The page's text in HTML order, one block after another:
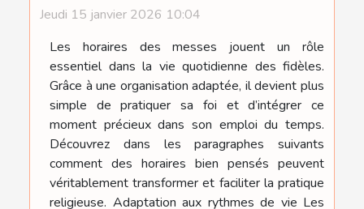
Jeudi 15 janvier 2026 10:04
Les horaires des messes jouent un rôle
essentiel dans la vie quotidienne des fidèles.
Grâce à une organisation adaptée, il devient plus
simple de pratiquer sa foi et d’intégrer ce
moment précieux dans son emploi du temps.
Découvrez dans les paragraphes suivants
comment des horaires bien pensés peuvent
véritablement transformer et faciliter la pratique
religieuse. Adaptation aux rythmes de vie Les